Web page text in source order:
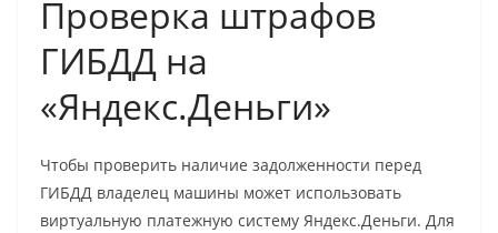
Проверка штрафов
ГИБДД на
«Яндекс.Деньги»
Чтобы проверить наличие задолженности перед
ГИБДД владелец машины может использовать
виртуальную платежную систему Яндекс.Деньги. Для